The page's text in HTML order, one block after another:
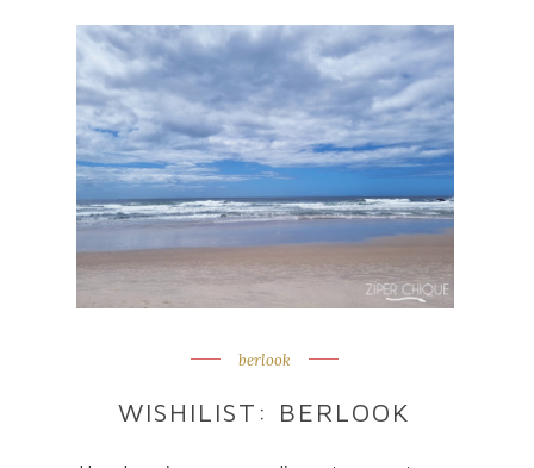
berlook
WISHILIST: BERLOOK